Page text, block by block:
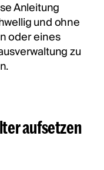
Anleitung
und ohne
oder eines
zu
aufsetzen